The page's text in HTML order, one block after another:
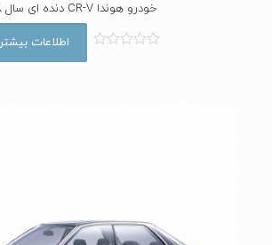
خودرو هوندا CR-V دنده ای سال 1998
اطلاعات بیشتر